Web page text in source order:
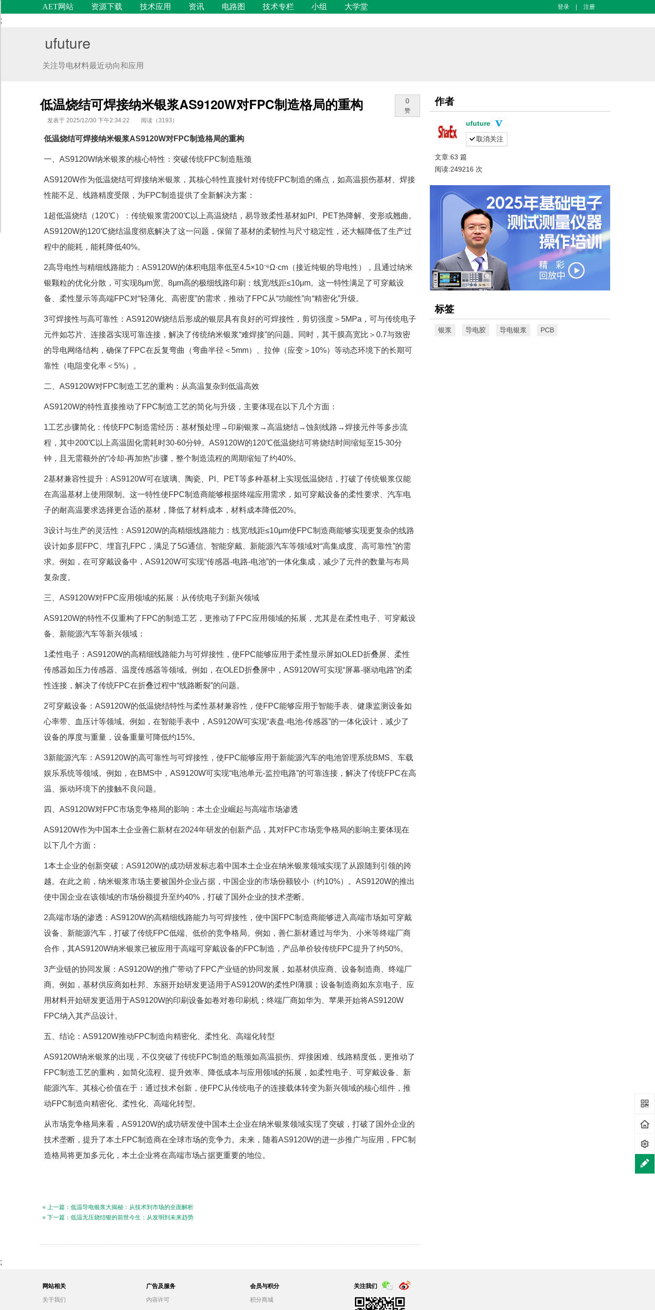
AET网站 资源下载 技术应用 资讯 电路图 技术专栏 小组 大学堂 登录 注册
;
ufuture
关注导电材料最近动向和应用
低温烧结可焊接纳米银浆AS9120W对FPC制造格局的重构 0
赞
发表于 2025/12/30 下午2:34:22
阅读（3193）
低温烧结可焊接纳米银浆AS9120W对FPC制造格局的重构
一、AS9120W纳米银浆的核心特性：突破传统FPC制造瓶颈
AS9120W作为低温烧结可焊接纳米银浆，其核心特性直接针对传统FPC制造的痛点，如高温损伤基材、焊接
性能不足、线路精度受限，为FPC制造提供了全新解决方案：
1超低温烧结（120℃）：传统银浆需200℃以上高温烧结，易导致柔性基材如PI、PET热降解、变形或翘曲。
AS9120W的120℃烧结温度彻底解决了这一问题，保留了基材的柔韧性与尺寸稳定性，还大幅降低了生产过
程中的能耗，能耗降低40%。
2高导电性与精细线路能力：AS9120W的体积电阻率低至4.5×10⁻⁶Ω·cm（接近纯银的导电性），且通过纳米
银颗粒的优化分散，可实现8μm宽、8μm高的极细线路印刷：线宽/线距≤10μm。这一特性满足了可穿戴设
备、柔性显示等高端FPC对“轻薄化、高密度”的需求，推动了FPC从“功能性”向“精密化”升级。
3可焊接性与高可靠性：AS9120W烧结后形成的银层具有良好的可焊接性，剪切强度＞5MPa，可与传统电子
元件如芯片、连接器实现可靠连接，解决了传统纳米银浆“难焊接”的问题。同时，其干膜高宽比＞0.7与致密
的导电网络结构，确保了FPC在反复弯曲（弯曲半径＜5mm）、拉伸（应变＞10%）等动态环境下的长期可
靠性（电阻变化率＜5%）。
二、AS9120W对FPC制造工艺的重构：从高温复杂到低温高效
AS9120W的特性直接推动了FPC制造工艺的简化与升级，主要体现在以下几个方面：
1工艺步骤简化：传统FPC制造需经历：基材预处理→印刷银浆→高温烧结→蚀刻线路→焊接元件等多步流
程，其中200℃以上高温固化需耗时30-60分钟。AS9120W的120℃低温烧结可将烧结时间缩短至15-30分
钟，且无需额外的“冷却-再加热”步骤，整个制造流程的周期缩短了约40%。
2基材兼容性提升：AS9120W可在玻璃、陶瓷、PI、PET等多种基材上实现低温烧结，打破了传统银浆仅能
在高温基材上使用限制。这一特性使FPC制造商能够根据终端应用需求，如可穿戴设备的柔性要求、汽车电
子的耐高温要求选择更合适的基材，降低了材料成本，材料成本降低20%。
3设计与生产的灵活性：AS9120W的高精细线路能力：线宽/线距≤10μm使FPC制造商能够实现更复杂的线路
设计如多层FPC、埋盲孔FPC，满足了5G通信、智能穿戴、新能源汽车等领域对“高集成度、高可靠性”的需
求。例如，在可穿戴设备中，AS9120W可实现“传感器-电路-电池”的一体化集成，减少了元件的数量与布局
复杂度。
三、AS9120W对FPC应用领域的拓展：从传统电子到新兴领域
AS9120W的特性不仅重构了FPC的制造工艺，更推动了FPC应用领域的拓展，尤其是在柔性电子、可穿戴设
备、新能源汽车等新兴领域：
1柔性电子：AS9120W的高精细线路能力与可焊接性，使FPC能够应用于柔性显示屏如OLED折叠屏、柔性
传感器如压力传感器、温度传感器等领域。例如，在OLED折叠屏中，AS9120W可实现“屏幕-驱动电路”的柔
性连接，解决了传统FPC在折叠过程中“线路断裂”的问题。
2可穿戴设备：AS9120W的低温烧结特性与柔性基材兼容性，使FPC能够应用于智能手表、健康监测设备如
心率带、血压计等领域。例如，在智能手表中，AS9120W可实现“表盘-电池-传感器”的一体化设计，减少了
设备的厚度与重量，设备重量可降低约15%。
3新能源汽车：AS9120W的高可靠性与可焊接性，使FPC能够应用于新能源汽车的电池管理系统BMS、车载
娱乐系统等领域。例如，在BMS中，AS9120W可实现“电池单元-监控电路”的可靠连接，解决了传统FPC在高
温、振动环境下的接触不良问题。
四、AS9120W对FPC市场竞争格局的影响：本土企业崛起与高端市场渗透
AS9120W作为中国本土企业善仁新材在2024年研发的创新产品，其对FPC市场竞争格局的影响主要体现在
以下几个方面：
1本土企业的创新突破：AS9120W的成功研发标志着中国本土企业在纳米银浆领域实现了从跟随到引领的跨
越。在此之前，纳米银浆市场主要被国外企业占据，中国企业的市场份额较小（约10%）。AS9120W的推出
使中国企业在该领域的市场份额提升至约40%，打破了国外企业的技术垄断。
2高端市场的渗透：AS9120W的高精细线路能力与可焊接性，使中国FPC制造商能够进入高端市场如可穿戴
设备、新能源汽车，打破了传统FPC低端、低价的竞争格局。例如，善仁新材通过与华为、小米等终端厂商
合作，其AS9120W纳米银浆已被应用于高端可穿戴设备的FPC制造，产品单价较传统FPC提升了约50%。
3产业链的协同发展：AS9120W的推广带动了FPC产业链的协同发展，如基材供应商、设备制造商、终端厂
商。例如，基材供应商如杜邦、东丽开始研发更适用于AS9120W的柔性PI薄膜；设备制造商如东京电子、应
用材料开始研发更适用于AS9120W的印刷设备如卷对卷印刷机；终端厂商如华为、苹果开始将AS9120W
FPC纳入其产品设计。
五、结论：AS9120W推动FPC制造向精密化、柔性化、高端化转型
AS9120W纳米银浆的出现，不仅突破了传统FPC制造的瓶颈如高温损伤、焊接困难、线路精度低，更推动了
FPC制造工艺的重构，如简化流程、提升效率、降低成本与应用领域的拓展，如柔性电子、可穿戴设备、新
能源汽车。其核心价值在于：通过技术创新，使FPC从传统电子的连接载体转变为新兴领域的核心组件，推
动FPC制造向精密化、柔性化、高端化转型。
从市场竞争格局来看，AS9120W的成功研发使中国本土企业在纳米银浆领域实现了突破，打破了国外企业的
技术垄断，提升了本土FPC制造商在全球市场的竞争力。未来，随着AS9120W的进一步推广与应用，FPC制
造格局将更加多元化，本土企业将在高端市场占据更重要的地位。
« 上一篇：低温导电银浆大揭秘：从技术到市场的全面解析
» 下一篇：低温无压烧结银的前世今生：从发明到未来趋势
作者
ufuture
取消关注
文章:63 篇
阅读:249216 次
标签
银浆 导电胶 导电银浆 PCB
;
网站相关
关于我们
广告及服务
内容许可
会员与积分
积分商城
关注我们